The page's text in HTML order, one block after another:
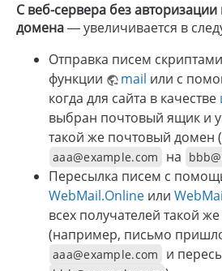
С веб-сервера без
домена— увеличивается в
Отправка писем
функции
mail или с
когда для сайта в качестве
выбран почтовый ящик и у
такой же почтовый домен
aaa@example.com на
Пересылка писем с
WebMail.Online или
всех получателей такой
(например, письмо
aaa@example.com и